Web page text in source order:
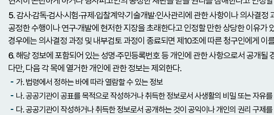
5.감사·감독·검사·시험·규제·입찰계약·기술개발·인사관리에 관한 사항이나 의사결
공정한 수행이나 연구·개발에 현저한 지장을 초래한다고 인정할 만한 상당한 이유
경우에는 의사결정 과정 및 내부검토 과정이 종료되면 제10조에 따른 청구인에게 이
6.해당 정보에 포함되어 있는 성명·주민등록번호 등 개인에 관한 사항으로서 공개
다만, 다음 각 목에 열거한 개인에 관한 정보는 제외한다.
가. 법령에서 정하는 바에 따라 열람할 수 있는 정보
나. 공공기관이 공표를 목적으로 작성하거나 취득한 정보로서 사생활의 비밀 또는 자유
다. 공공기관이 작성하거나 취득한 정보로서 공개하는 것이 공익이나 개인의 권리 구제